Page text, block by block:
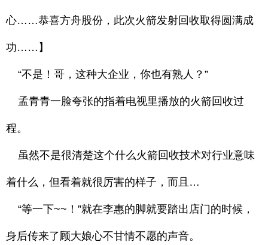
心……恭喜方舟股份，此次火箭发射回收取得圆满成
功……】
“不是！哥，这种大企业，你也有熟人？”
孟青青一脸夸张的指着电视里播放的火箭回收过
程。
虽然不是很清楚这个什么火箭回收技术对行业意味
着什么，但看着就很厉害的样子，而且…
“等一下~~！”就在李惠的脚就要踏出店门的时候，
身后传来了顾大娘心不甘情不愿的声音。